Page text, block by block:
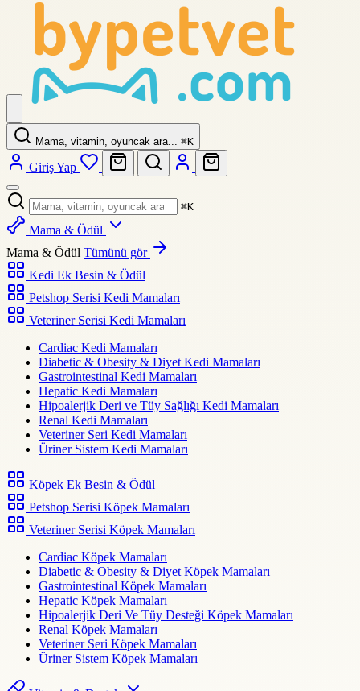
Mama, vitamin, oyuncak ara... ⌘K
Giriş Yap
⌘K
Mama & Ödül
Mama & Ödül Tümünü gör
Kedi Ek Besin & Ödül
Petshop Serisi Kedi Mamaları
Veteriner Serisi Kedi Mamaları
Cardiac Kedi Mamaları
Diabetic & Obesity & Diyet Kedi Mamaları
Gastrointestinal Kedi Mamaları
Hepatic Kedi Mamaları
Hipoalerjik Deri ve Tüy Sağlığı Kedi Mamaları
Renal Kedi Mamaları
Veteriner Seri Kedi Mamaları
Üriner Sistem Kedi Mamaları
Köpek Ek Besin & Ödül
Petshop Serisi Köpek Mamaları
Veteriner Serisi Köpek Mamaları
Cardiac Köpek Mamaları
Diabetic & Obesity & Diyet Köpek Mamaları
Gastrointestinal Köpek Mamaları
Hepatic Köpek Mamaları
Hipoalerjik Deri Ve Tüy Desteği Köpek Mamaları
Renal Köpek Mamaları
Veteriner Seri Köpek Mamaları
Üriner Sistem Köpek Mamaları